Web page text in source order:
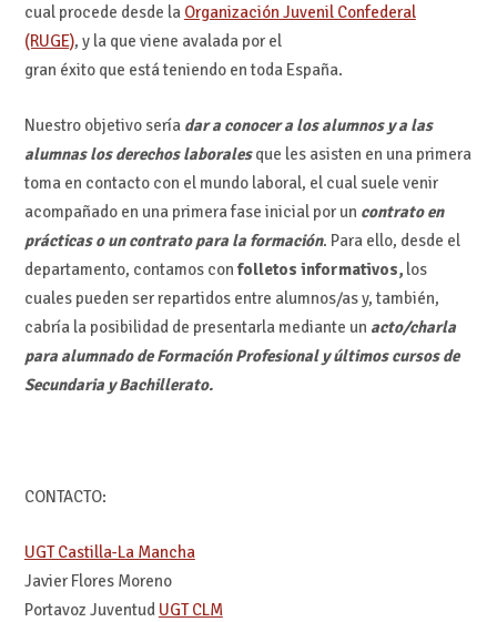
cual procede desde la Organización Juvenil Confederal
(RUGE), y la que viene avalada por el
gran éxito que está teniendo en toda España.
Nuestro objetivo sería dar a conocer a los alumnos y a las
alumnas los derechos laboralesque les asisten en una primera
toma en contacto con el mundo laboral, el cual suele venir
acompañado en una primera fase inicial por un contrato en
prácticas o un contrato para la formación. Para ello, desde el
departamento, contamos confolletos informativos,los
cuales pueden ser repartidos entre alumnos/as y, también,
cabría la posibilidad de presentarla mediante un acto/charla
para alumnado de Formación Profesional y últimos cursos de
Secundaria y Bachillerato.
CONTACTO:
UGT Castilla-La Mancha
Javier Flores Moreno
Portavoz Juventud UGT CLM